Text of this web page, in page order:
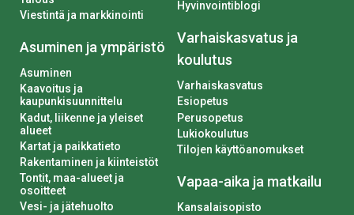
Viestintä ja markkinointi
Asuminen ja ympäristö
Asuminen
Kaavoitus ja
kaupunkisuunnittelu
Kadut, liikenne ja yleiset
alueet
Kartat ja paikkatieto
Rakentaminen ja kiinteistöt
Tontit, maa-alueet ja
osoitteet
Vesi- ja jätehuolto
Hyvinvointiblogi
Varhaiskasvatus ja
koulutus
Varhaiskasvatus
Esiopetus
Perusopetus
Lukiokoulutus
Tilojen käyttöanomukset
Vapaa-aika ja matkailu
Kansalaisopisto